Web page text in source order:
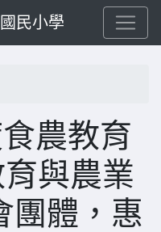
民小學
農教育
與農業
團體，惠